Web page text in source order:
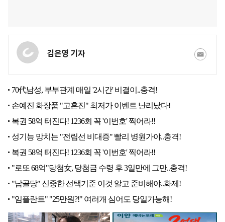
김은영 기자